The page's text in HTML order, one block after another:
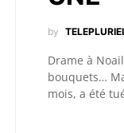
by
Drame à
bouquets…
mois, a été